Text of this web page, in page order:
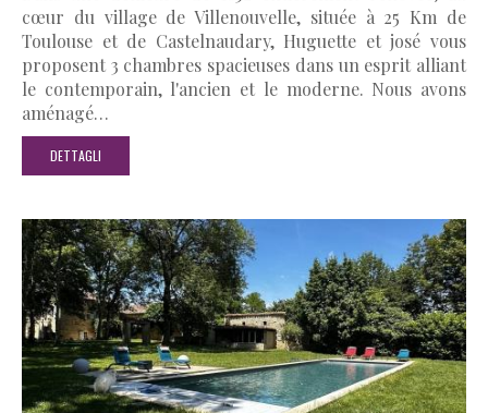
cœur du village de Villenouvelle, située à 25 Km de
Toulouse et de Castelnaudary, Huguette et josé vous
proposent 3 chambres spacieuses dans un esprit alliant
le contemporain, l'ancien et le moderne. Nous avons
aménagé…
DETTAGLI